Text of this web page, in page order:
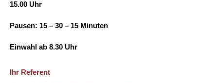
15.00 Uhr
Pausen: 15 – 30 – 15 Minuten
Einwahl ab 8.30 Uhr
Ihr Referent